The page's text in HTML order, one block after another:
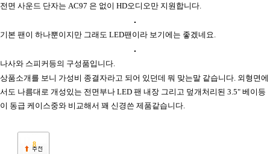
전면 사운드 단자는 AC97 은 없이 HD오디오만 지원합니다.
기본 팬이 하나뿐이지만 그래도 LED팬이라 보기에는 좋겠네요.
나사와 스피커등의 구성품입니다.
상품소개를 보니 가성비 종결자라고 되어 있던데 뭐 맞는말 같습니다. 외형면에
서도 나름대로 개성있는 전면부나 LED 팬 내장 그리고 덮개처리된 3.5" 베이등
이 동급 케이스중와 비교해서 꽤 신경쓴 제품같습니다.
8